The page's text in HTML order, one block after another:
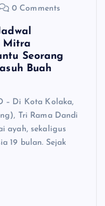
0 Comments
Mitra
Seorang
Buah
– Di Kota Kolaka,
Tri Rama Dandi
ayah, sekaligus
19 bulan. Sejak